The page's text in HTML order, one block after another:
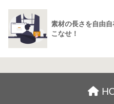
素材の長さを自由
こなせ！